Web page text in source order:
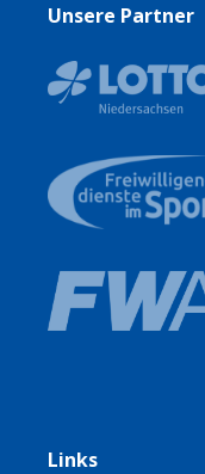
Unsere Partner
Links